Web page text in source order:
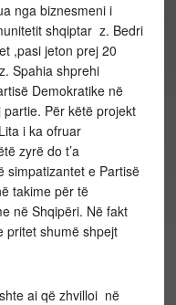
nga biznesmeni i
shqiptar z. Bedri
,pasi jeton prej 20
Spahia shprehi
Demokratike në
Për këtë projekt
i ka ofruar
zyrë do t’a
simpatizantet e Partisë
takime për të
në Shqipëri. Në fakt
pritet shumë shpejt
ai që zhvilloi në